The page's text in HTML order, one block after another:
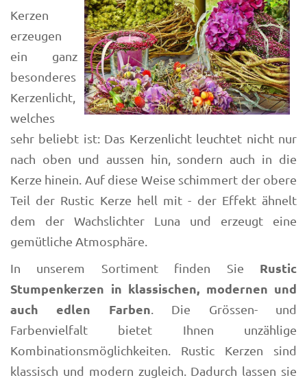
Kerzen
erzeugen
ein ganz
besonderes
Kerzenlicht,
welches
sehr beliebt ist: Das Kerzenlicht leuchtet nicht nur
nach oben und aussen hin, sondern auch in die
Kerze hinein. Auf diese Weise schimmert der obere
Teil der Rustic Kerze hell mit - der Effekt ähnelt
dem der Wachslichter Luna und erzeugt eine
gemütliche Atmosphäre.
In unserem Sortiment finden Sie Rustic
Stumpenkerzen in klassischen, modernen und
auch edlen Farben . Die Grössen- und
Farbenvielfalt bietet Ihnen unzählige
Kombinationsmöglichkeiten. Rustic Kerzen sind
klassisch und modern zugleich. Dadurch lassen sie